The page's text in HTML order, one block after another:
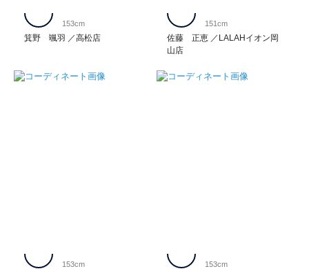
箕野 颯羽 高松店
153cm
佐藤 正恵
LALAHイオン岡
山店
151cm
153cm 153cm